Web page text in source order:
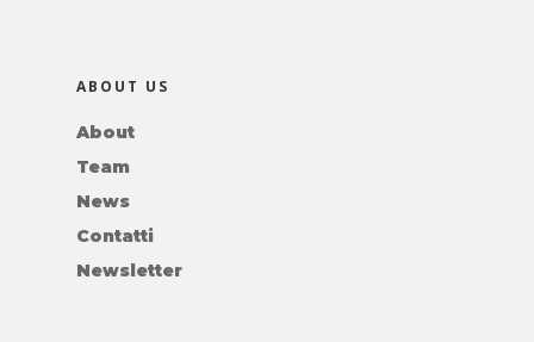
ABOUT US
About
Team
News
Contatti
Newsletter